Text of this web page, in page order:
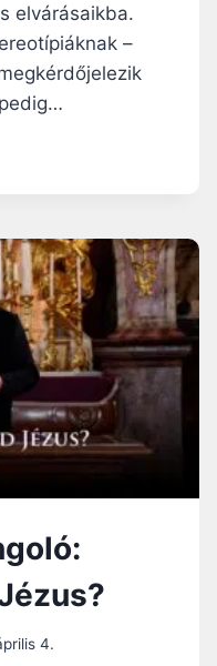
elvárásaikba.
–
4.